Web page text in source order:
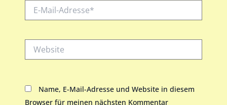
Mail-
Website
Name, E-Mail-Adresse und Website in diesem
Browser für meinen nächsten Kommentar